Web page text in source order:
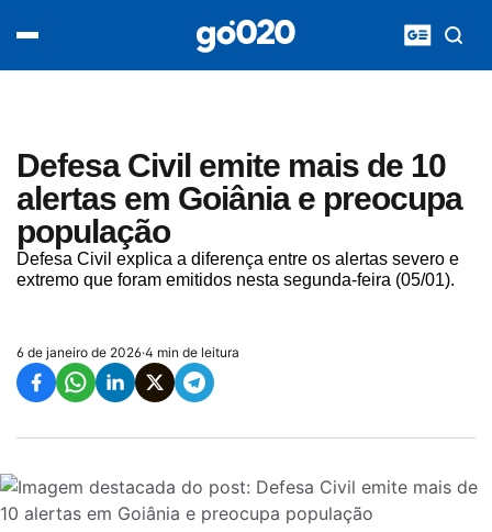
Defesa Civil emite mais de 10
alertas em Goiânia e preocupa
população
Defesa Civil explica a diferença entre os alertas severo e
extremo que foram emitidos nesta segunda-feira (05/01).
6 de janeiro de 2026·4 min de leitura
acontece agora
entretenimento
vídeos
pod020